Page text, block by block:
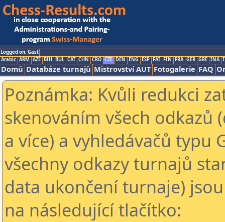
Logged on: Gast
Arabic ARM AZE BIH BUL CAT CHN CRO CZE DEN ENG ESP FAI FIN FRA GER GRE INA
Domů Databáze turnajů Mistrovství AUT Fotogalerie FAQ
Poznámka: Kvůli redukci
skenováním všech odkazů
a více) a vyhledávačů typu
všechny odkazy turnajů
data ukončení turnaje)
na následující tlačítko: